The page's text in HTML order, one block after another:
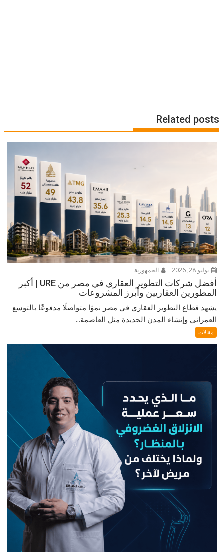
Related posts
يوليو 28, 2026 الجمهورية
أفضل شركات التطوير العقاري في مصر من URE | أكبر
المطورين العقاريين وأبرز المشروعات
يشهد قطاع التطوير العقاري في مصر نموًا متواصلًا مدفوعًا بالتوسع
العمراني وإنشاء المدن الجديدة مثل العاصمة...
مقالات